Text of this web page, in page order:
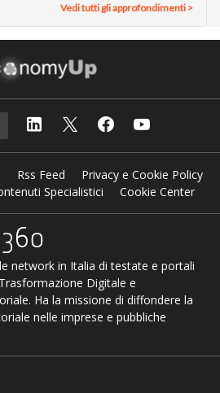
Vedi tutti gli approfondimenti >
Rss Feed
Privacy e Cookie Policy
Specialistici
Cookie Center
network in Italia di testate e portali
Digitale e
Ha la missione di diffondere la
nelle imprese e pubbliche